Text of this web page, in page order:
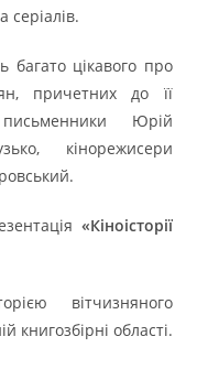
серіалів.
багато цікавого про
причетних до її
Юрій
кінорежисери
«Кіноісторії
вітчизняного
книгозбірні області.